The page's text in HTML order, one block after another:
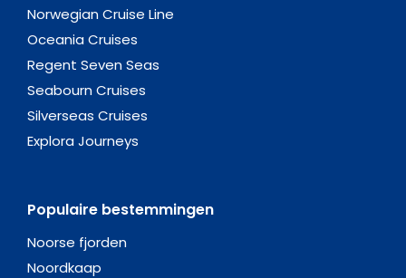
Norwegian Cruise Line
Oceania Cruises
Regent Seven Seas
Seabourn Cruises
Silverseas Cruises
Explora Journeys
Populaire bestemmingen
Noorse fjorden
Noordkaap